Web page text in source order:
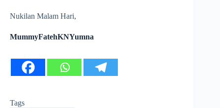
Nukilan Malam Hari,
MummyFatehKNYumna
Tags